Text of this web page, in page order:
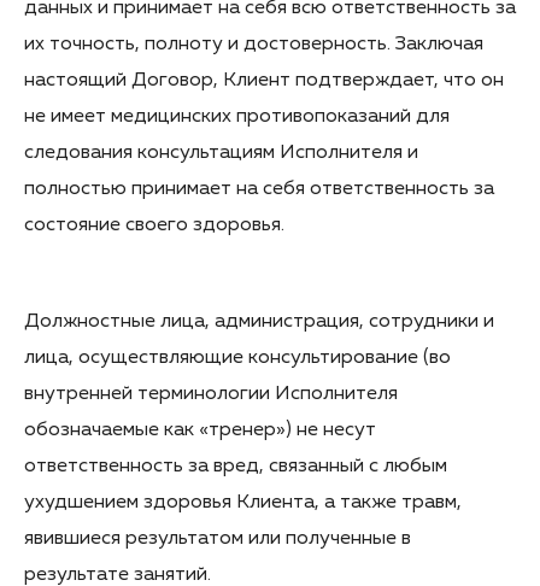
данных и принимает на себя всю ответственность за
их точность, полноту и достоверность. Заключая
настоящий Договор, Клиент подтверждает, что он
не имеет медицинских противопоказаний для
следования консультациям Исполнителя и
полностью принимает на себя ответственность за
состояние своего здоровья.
Должностные лица, администрация, сотрудники и
лица, осуществляющие консультирование (во
внутренней терминологии Исполнителя
обозначаемые как «тренер») не несут
ответственность за вред, связанный с любым
ухудшением здоровья Клиента, а также травм,
явившиеся результатом или полученные в
результате занятий.